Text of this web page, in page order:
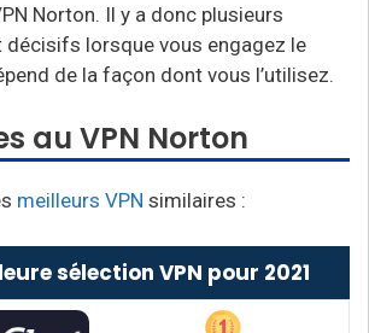
Norton. Il y a donc plusieurs
lorsque vous engagez le
de la façon dont vous l’utilisez.
au VPN Norton
meilleurs VPN similaires :
sélection VPN pour 2021